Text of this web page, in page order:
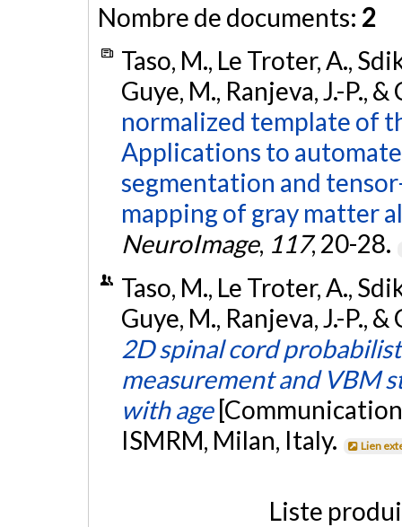
Nombre de documents: 2
Taso, M., Le Troter, A.,
Guye, M., Ranjeva, J.-P.,
normalized template of
Applications to
segmentation and
mapping of gray matter
NeuroImage, 117, 20-28.
Taso, M., Le Troter, A.,
Guye, M., Ranjeva, J.-P.,
2D spinal cord
measurement and VBM
with age
ISMRM, Milan, Italy.
Lien
Liste